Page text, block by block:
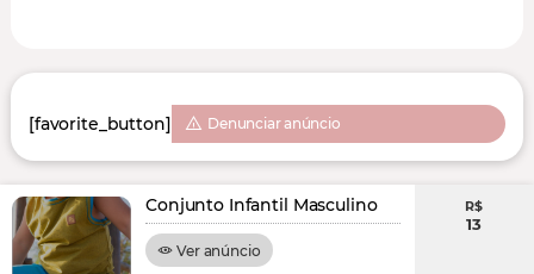
[favorite_button] Denunciar anúncio
Conjunto Infantil Masculino
Ver anúncio
R$
13